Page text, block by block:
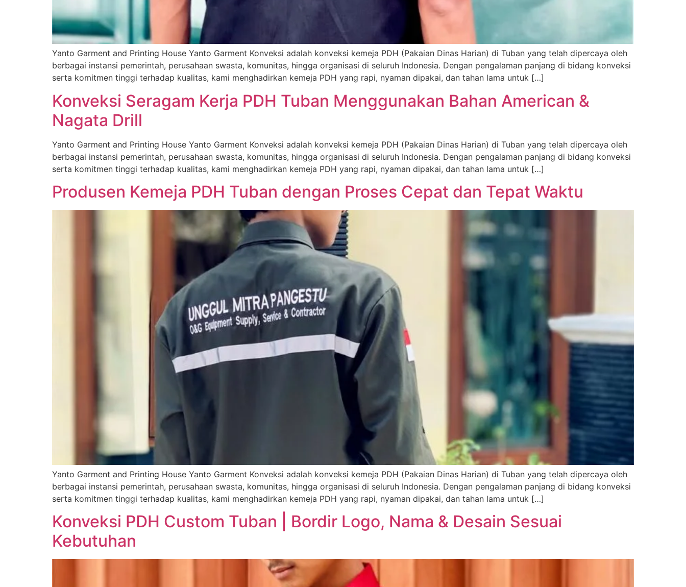
Yanto Garment and Printing House Yanto Garment Konveksi adalah konveksi kemeja PDH (Pakaian Dinas Harian) di Tuban yang telah dipercaya oleh
berbagai instansi pemerintah, perusahaan swasta, komunitas, hingga organisasi di seluruh Indonesia. Dengan pengalaman panjang di bidang konveksi
serta komitmen tinggi terhadap kualitas, kami menghadirkan kemeja PDH yang rapi, nyaman dipakai, dan tahan lama untuk […]
Konveksi Seragam Kerja PDH Tuban Menggunakan Bahan American &
Nagata Drill
Yanto Garment and Printing House Yanto Garment Konveksi adalah konveksi kemeja PDH (Pakaian Dinas Harian) di Tuban yang telah dipercaya oleh
berbagai instansi pemerintah, perusahaan swasta, komunitas, hingga organisasi di seluruh Indonesia. Dengan pengalaman panjang di bidang konveksi
serta komitmen tinggi terhadap kualitas, kami menghadirkan kemeja PDH yang rapi, nyaman dipakai, dan tahan lama untuk […]
Produsen Kemeja PDH Tuban dengan Proses Cepat dan Tepat Waktu
Yanto Garment and Printing House Yanto Garment Konveksi adalah konveksi kemeja PDH (Pakaian Dinas Harian) di Tuban yang telah dipercaya oleh
berbagai instansi pemerintah, perusahaan swasta, komunitas, hingga organisasi di seluruh Indonesia. Dengan pengalaman panjang di bidang konveksi
serta komitmen tinggi terhadap kualitas, kami menghadirkan kemeja PDH yang rapi, nyaman dipakai, dan tahan lama untuk […]
Konveksi PDH Custom Tuban | Bordir Logo, Nama & Desain Sesuai
Kebutuhan